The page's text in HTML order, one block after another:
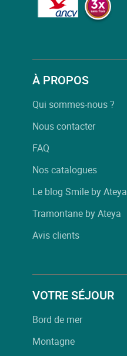
À PROPOS
Qui sommes-nous ?
Nous contacter
FAQ
Nos catalogues
Le blog Smile by Ateya
Tramontane by Ateya
Avis clients
VOTRE SÉJOUR
Bord de mer
Montagne